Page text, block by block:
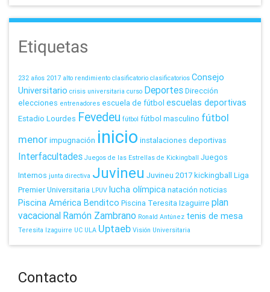
Etiquetas
232 años 2017 alto rendimiento clasificatorio clasificatorios Consejo
Universitario crisis universitaria curso DeportesDirección
elecciones entrenadores escuela de fútbol escuelas deportivas
Estadio Lourdes Fevedeu fútbol fútbol masculino fútbol
menorimpugnación inicio instalaciones deportivas
Interfacultades Juegos de las Estrellas de Kickingball Juegos
Internos junta directiva Juvineu Juvineu 2017kickingball Liga
Premier Universitaria LPUV lucha olímpicanatación noticias
Piscina América Benditco Piscina Teresita Izaguirre plan
vacacional Ramón Zambrano Ronald Antúnez tenis de mesa
Teresita Izaguirre UC ULA Uptaeb Visión Universitaria
Contacto